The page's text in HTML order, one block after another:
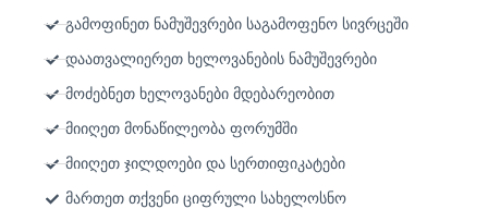
გამოფინეთ ნამუშევრები საგამოფენო სივრცეში
დაათვალიერეთ ხელოვანების ნამუშევრები
მოძებნეთ ხელოვანები მდებარეობით
მიიღეთ მონაწილეობა ფორუმში
მიიღეთ ჯილდოები და სერთიფიკატები
მართეთ თქვენი ციფრული სახელოსნო